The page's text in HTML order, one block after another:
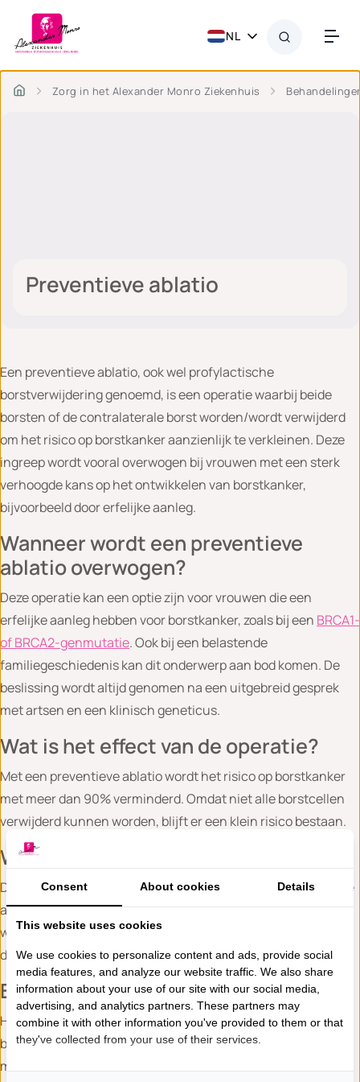
NL
Zorg in het Alexander Monro Ziekenhuis
Preventieve ablatio
Een preventieve ablatio, ook wel profylactische
borstverwijdering genoemd, is een operatie waarbij beide
borsten of de contralaterale borst worden/wordt verwijderd
om het risico op borstkanker aanzienlijk te verkleinen. Deze
ingreep wordt vooral overwogen bij vrouwen met een sterk
verhoogde kans op het ontwikkelen van borstkanker,
bijvoorbeeld door erfelijke aanleg.
Wanneer wordt een preventieve
ablatio overwogen?
Deze operatie kan een optie zijn voor vrouwen die een
erfelijke aanleg hebben voor borstkanker, zoals bij een BRCA1-
of BRCA2-genmutatie. Ook bij een belastende
familiegeschiedenis kan dit onderwerp aan bod komen. De
beslissing wordt altijd genomen na een uitgebreid gesprek
met artsen en een klinisch geneticus.
Wat is het effect van de operatie?
Met een preventieve ablatio wordt het risico op borstkanker
met meer dan 90% verminderd. Omdat niet alle borstcellen
verwijderd kunnen worden, blijft er een klein risico bestaan.
Welke mogelijkheden zijn er?
De operatie kan worden uitgevoerd aan één borst (eenzijdige
ablatio) of aan beide borsten (dubbelzijdige ablatio). Soms
wordt de ingreep gecombineerd met een borstreconstructie,
direct na de operatie of op een later moment.
Belangrijk om te weten
Het kiezen voor een preventieve ablatio is een ingrijpende
beslissing, zowel lichamelijk als emotioneel. Het is geen
medische noodzaak, maar een persoonlijke keuze die
Consent About cookies Details
This website uses cookies
We use cookies to personalize content and ads, provide social
media features, and analyze our website traffic. We also share
information about your use of our site with our social media,
advertising, and analytics partners. These partners may
combine it with other information you've provided to them or that
they've collected from your use of their services.